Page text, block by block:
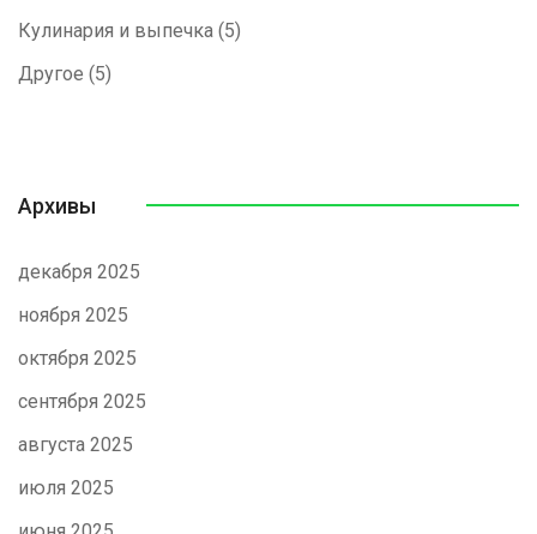
Кулинария и выпечка (5)
Другое (5)
Архивы
декабря 2025
ноября 2025
октября 2025
сентября 2025
августа 2025
июля 2025